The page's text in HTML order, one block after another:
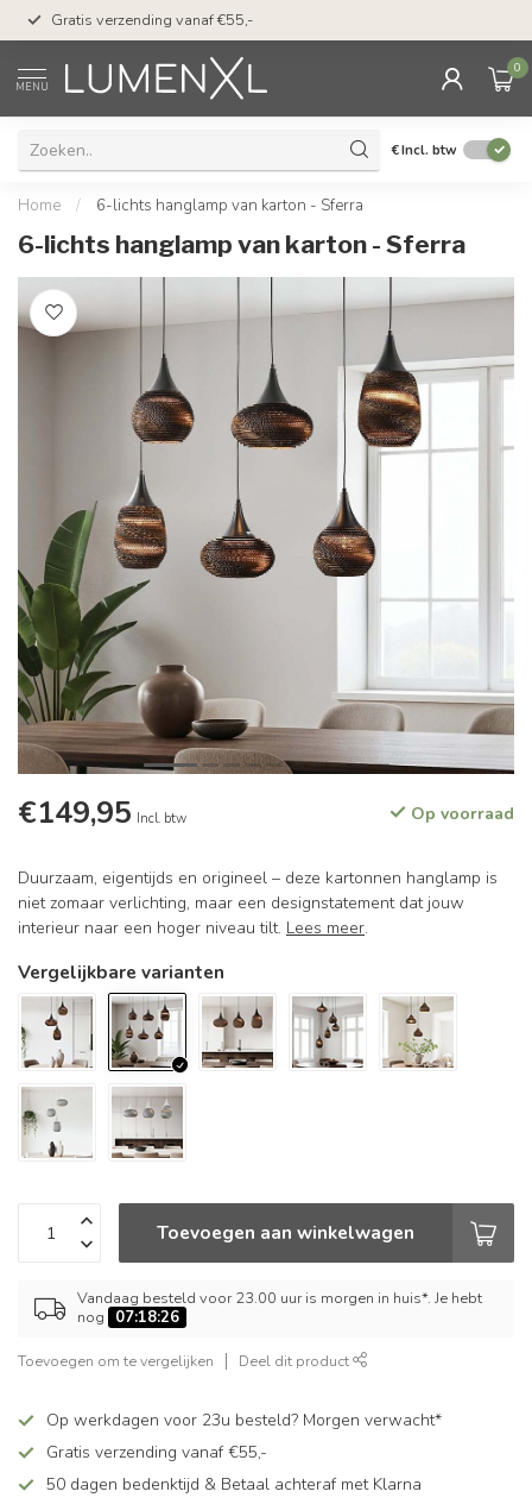
Gratis verzending vanaf €55,-
MENU
0
€Incl. btw
Home / 6-lichts hanglamp van karton - Sferra
6-lichts hanglamp van karton - Sferra
€149,95 Incl. btw Op voorraad
Duurzaam, eigentijds en origineel – deze kartonnen hanglamp is
niet zomaar verlichting, maar een designstatement dat jouw
interieur naar een hoger niveau tilt. Lees meer.
Vergelijkbare varianten
Toevoegen aan winkelwagen
Vandaag besteld voor 23.00 uur is morgen in huis*. Je hebt
nog
07:18:26
Toevoegen om te vergelijken Deel dit product
Op werkdagen voor 23u besteld? Morgen verwacht*
Gratis verzending vanaf €55,-
50 dagen bedenktijd & Betaal achteraf met Klarna